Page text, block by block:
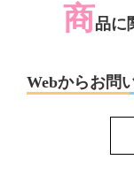
商品に
Webからお問